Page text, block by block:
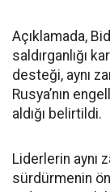
Açıklamada,
saldırganlığı
desteği, aynı
Rusya’nın
aldığı belirtildi.
Liderlerin aynı
sürdürmenin